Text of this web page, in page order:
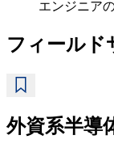
エンジニア
フィールド
外資系半導